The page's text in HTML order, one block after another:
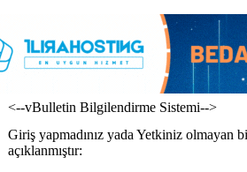
<--vBulletin Bilgilendirme Sistemi-->
Giriş yapmadınız yada Yetkiniz olmayan
açıklanmıştır: